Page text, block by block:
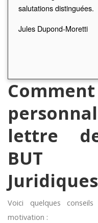
salutations distinguées.
Jules Dupond-Moretti
Comment
lettre
BUT
Voici quelques
motivation :